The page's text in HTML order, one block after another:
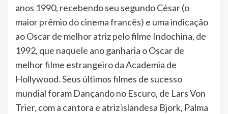
anos 1990, recebendo seu segundo César (o
maior prêmio do cinema francês) e uma indicação
ao Oscar de melhor atriz pelo filme Indochina, de
1992, que naquele ano ganharia o Oscar de
melhor filme estrangeiro da Academia de
Hollywood. Seus últimos filmes de sucesso
mundial foram Dançando no Escuro, de Lars Von
Trier, com a cantora e atriz islandesa Bjork, Palma